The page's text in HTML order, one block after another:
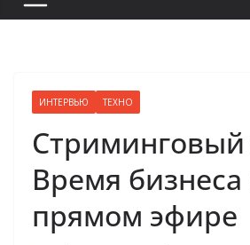
ИНТЕРВЬЮ ТЕХНО
Стриминговый
Время бизнеса
прямом эфире